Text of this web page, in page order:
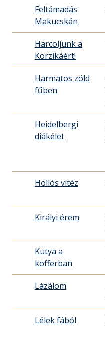
Feltámadás
Makucskán
Harcoljunk a
Korzikáért!
Harmatos zöld
fűben
Heidelbergi
diákélet
Hollós vitéz
Királyi érem
Kutya a
kofferban
Lázálom
Lélek fából